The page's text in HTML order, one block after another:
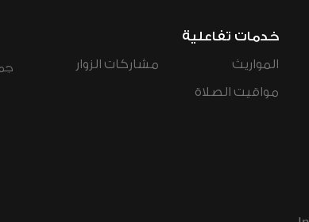
خدمات تفاعلية
المواريث
مواقيت الصلاة
مشاركات الزوار